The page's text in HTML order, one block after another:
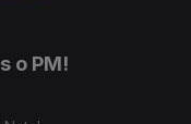
o PM!